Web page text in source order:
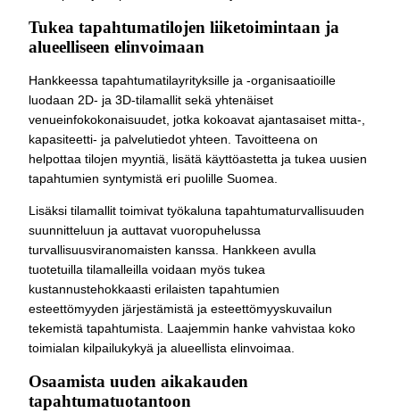
Tukea tapahtumatilojen liiketoimintaan ja
alueelliseen elinvoimaan
Hankkeessa tapahtumatilayrityksille ja -organisaatioille
luodaan 2D- ja 3D-tilamallit sekä yhtenäiset
venueinfokokonaisuudet, jotka kokoavat ajantasaiset mitta-,
kapasiteetti- ja palvelutiedot yhteen. Tavoitteena on
helpottaa tilojen myyntiä, lisätä käyttöastetta ja tukea uusien
tapahtumien syntymistä eri puolille Suomea.
Lisäksi tilamallit toimivat työkaluna tapahtumaturvallisuuden
suunnitteluun ja auttavat vuoropuhelussa
turvallisuusviranomaisten kanssa. Hankkeen avulla
tuotetuilla tilamalleilla voidaan myös tukea
kustannustehokkaasti erilaisten tapahtumien
esteettömyyden järjestämistä ja esteettömyyskuvailun
tekemistä tapahtumista. Laajemmin hanke vahvistaa koko
toimialan kilpailukykyä ja alueellista elinvoimaa.
Osaamista uuden aikakauden
tapahtumatuotantoon